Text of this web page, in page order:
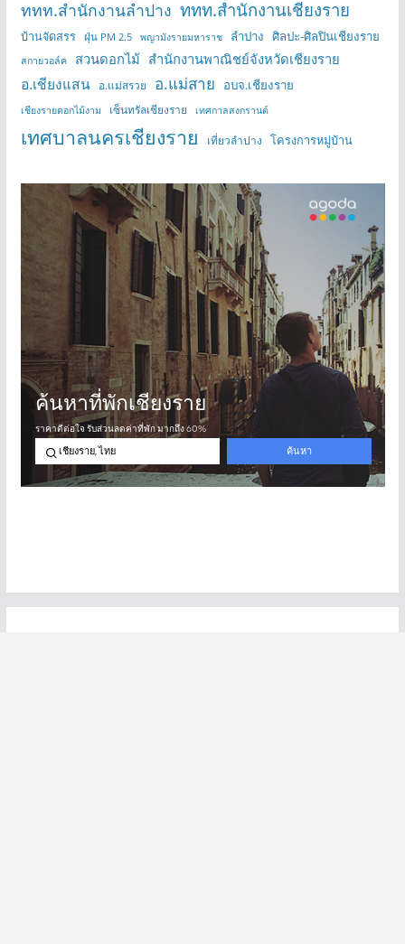
ททท.สำนักงานลำปาง ททท.สำนักงานเชียงราย
บ้านจัดสรร ฝุ่น PM 2.5 พญามังรายมหาราช ลำปาง ศิลปะ-ศิลปินเชียงราย
สกายวอล์ค สวนดอกไม้ สำนักงานพาณิชย์จังหวัดเชียงราย
อ.เชียงแสน อ.แม่สรวย อ.แม่สาย อบจ.เชียงราย
เชียงรายดอกไม้งาม เซ็นทรัลเชียงราย เทศกาลสงกรานต์
เทศบาลนครเชียงราย เที่ยวลำปาง โครงการหมู่บ้าน